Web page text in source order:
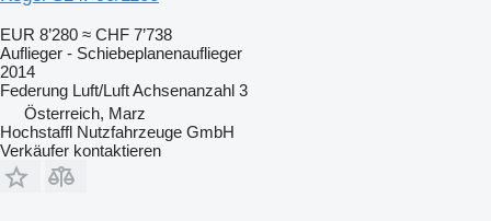
EUR 8’280 ≈ CHF 7’738
Auflieger - Schiebeplanenauflieger
2014
Federung Luft/LuftAchsenanzahl 3
Österreich, Marz
Hochstaffl Nutzfahrzeuge GmbH
Verkäufer kontaktieren